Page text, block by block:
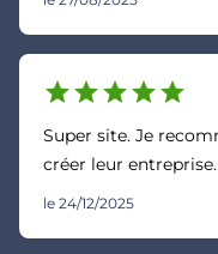
starstarstarstarstar
Super site. Je
créer leur
le 24/12/2025